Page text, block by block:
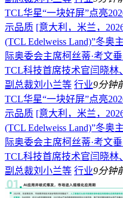
TCL华星“一块好屏”点亮
示品质 [意大利，米兰，
(TCL Edelweiss Land)”冬奥
际奥委会主席柯丝蒂·考文
TCL科技首席技术官闫晓林
副总裁刘小兰等 行业9分钟
TCL华星“一块好屏”点亮
示品质 [意大利，米兰，
(TCL Edelweiss Land)”冬奥
际奥委会主席柯丝蒂·考文
TCL科技首席技术官闫晓林
副总裁刘小兰等 行业9分钟